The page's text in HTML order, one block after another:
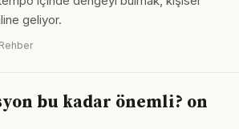
geliyor.
bu kadar önemli? on